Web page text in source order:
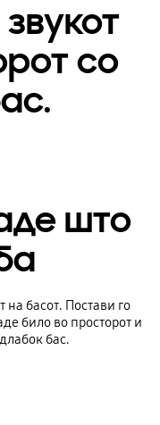
со
што
басот. Постави го
било во просторот и
бас.